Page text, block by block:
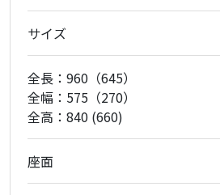
サイズ
全長：960（645）
全幅：575（270）
全高：840 (660)
座面